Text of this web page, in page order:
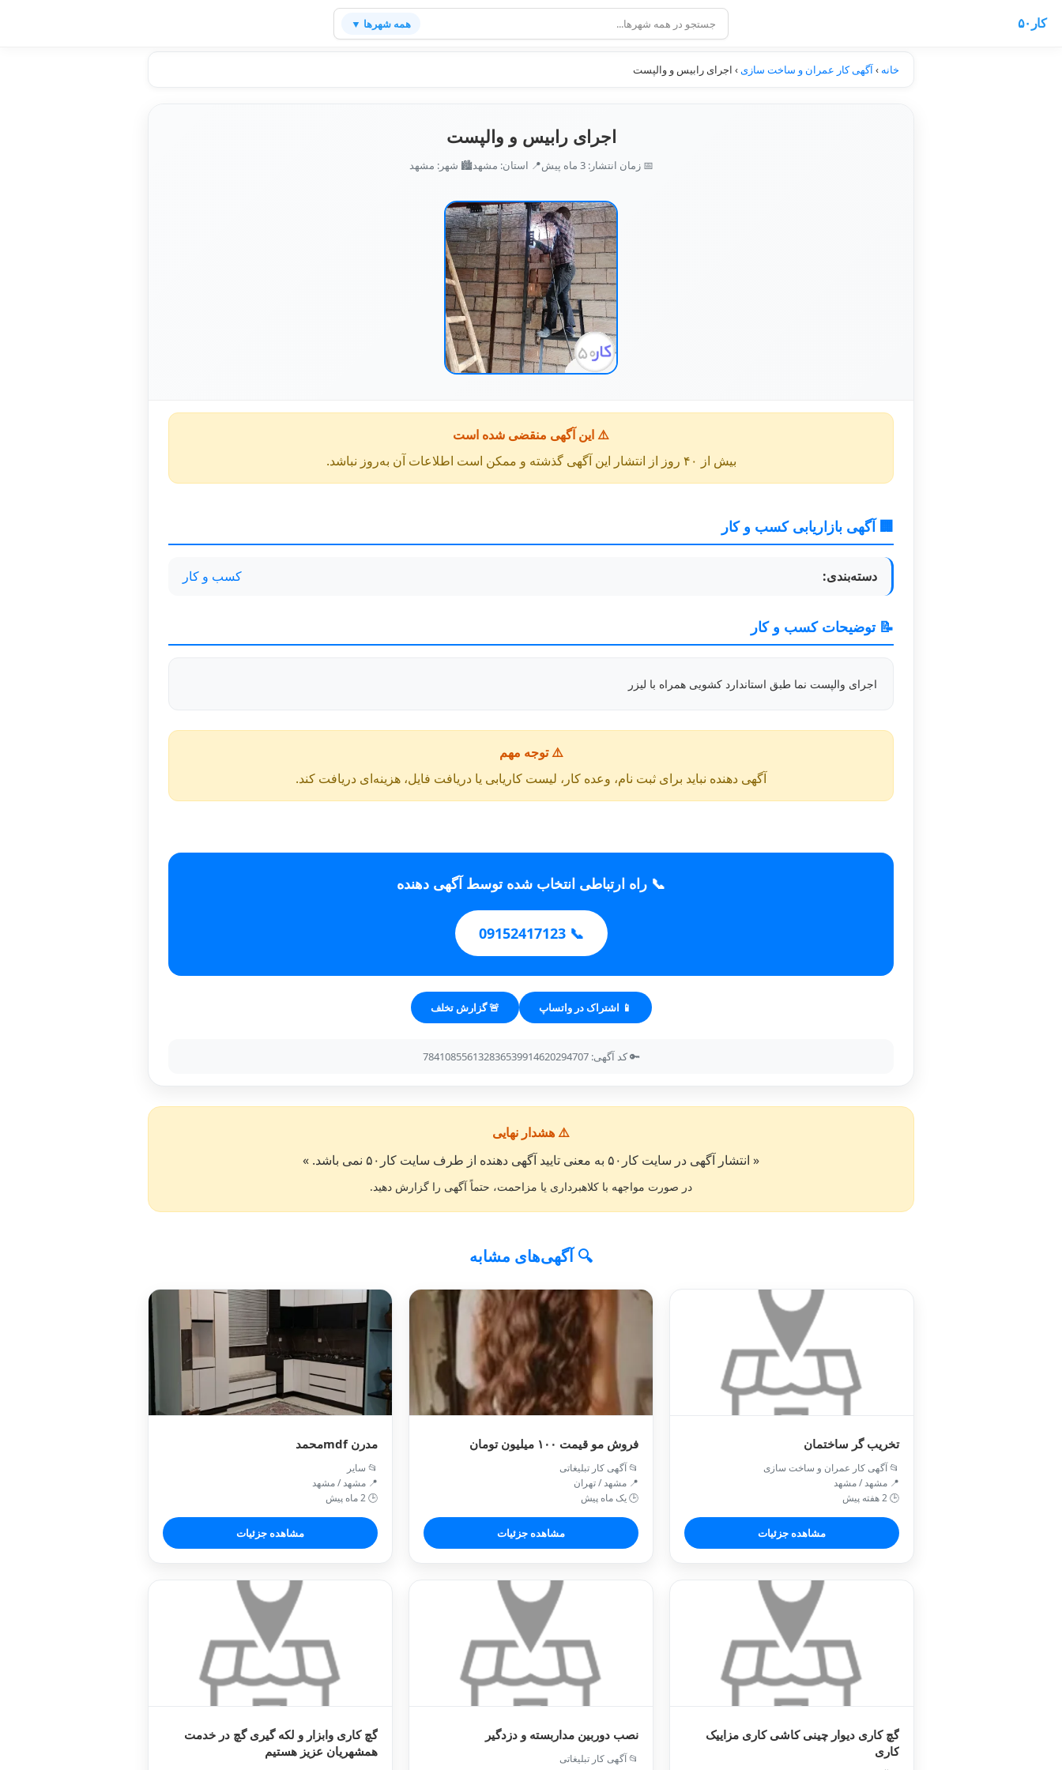
کار۵۰ همه شهرها ▼
خانه ›آگهی کار عمران و ساخت سازی› اجرای رابیس و والپست
اجرای رابیس و والپست
📅 زمان انتشار: 3 ماه پیش 📍 استان: مشهد🏙️ شهر: مشهد
⚠️ این آگهی منقضی شده است
بیش از ۴۰ روز از انتشار این آگهی گذشته و ممکن است اطلاعات آن به‌روز نباشد.
🏢 آگهی بازاریابی کسب و کار
دسته‌بندی: کسب و کار
📝 توضیحات کسب و کار
اجرای والپست نما طبق استاندارد کشویی همراه با لیزر
⚠️ توجه مهم
آگهی دهنده نباید برای ثبت نام، وعده کار، لیست کاریابی یا دریافت فایل، هزینه‌ای دریافت کند.
📞 راه ارتباطی انتخاب شده توسط آگهی دهنده
📞 09152417123
📱 اشتراک در واتساپ 🚨 گزارش تخلف
🔑 کد آگهی: 784108556132836539914620294707
⚠️ هشدار نهایی
« انتشار آگهی در سایت کار۵۰ به معنی تایید آگهی دهنده از طرف سایت کار۵۰ نمی باشد. »
در صورت مواجهه با کلاهبرداری یا مزاحمت، حتماً آگهی را گزارش دهید.
🔍 آگهی‌های مشابه
تخریب گر ساختمان
📂 آگهی کار عمران و ساخت سازی
📍 مشهد / مشهد
🕒 2 هفته پیش
مشاهده جزئیات
فروش مو قیمت ۱۰۰ میلیون تومان
📂 آگهی کار تبلیغاتی
📍 مشهد / تهران
🕒 یک ماه پیش
مشاهده جزئیات
مدرن mdfمحمد
📂 سایر
📍 مشهد / مشهد
🕒 2 ماه پیش
مشاهده جزئیات
گچ کاری دیوار چینی کاشی کاری مزاییک
کاری
نصب دوربین مداربسته و دزدگیر
📂 آگهی کار تبلیغاتی
گچ کاری وابزار و لکه گیری گچ در خدمت
همشهریان عزیز هستیم